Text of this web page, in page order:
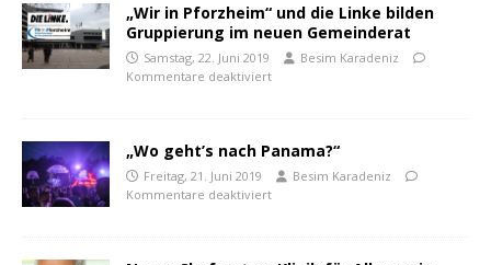
„Wir in Pforzheim“ und die Linke bilden
Gruppierung im neuen Gemeinderat
Samstag, 22. Juni 2019
Besim Karadeniz
Kommentare deaktiviert
„Wo geht’s nach Panama?“
Freitag, 21. Juni 2019
Besim Karadeniz
Kommentare deaktiviert